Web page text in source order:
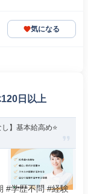
気になる
日以上
】基本給高め⭐
#学歴不問 #経験